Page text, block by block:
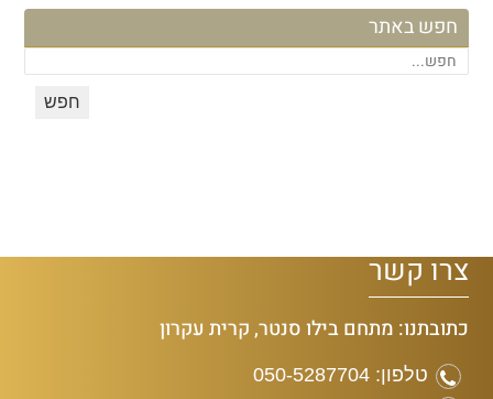
חפש באתר
צרו קשר
כתובתנו: מתחם בילו סנטר, קרית עקרון
טלפון: 050-5287704